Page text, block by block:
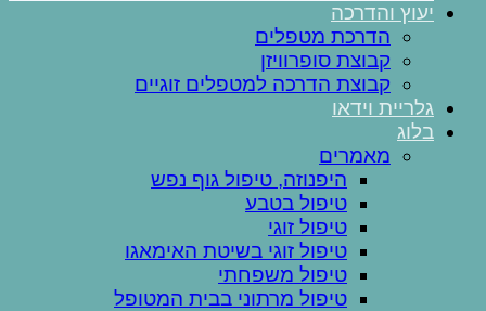
יעוץ והדרכה
הדרכת מטפלים
קבוצת סופרוויזן
קבוצת הדרכה למטפלים זוגיים
גלריית וידאו
בלוג
מאמרים
היפנוזה, טיפול גוף נפש
טיפול בטבע
טיפול זוגי
טיפול זוגי בשיטת האימאגו
טיפול משפחתי
טיפול מרתוני בבית המטופל